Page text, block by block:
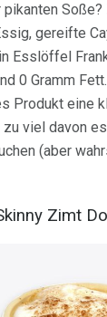
Soße?
gereifte
Esslöffel
0 Gramm
Produkt eine
viel davon
(aber
Zimt